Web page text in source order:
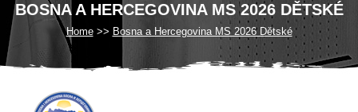
BOSNA A HERCEGOVINA MS 2026 DĚTSKÉ
Home Bosna a Hercegovina MS 2026 Dětské